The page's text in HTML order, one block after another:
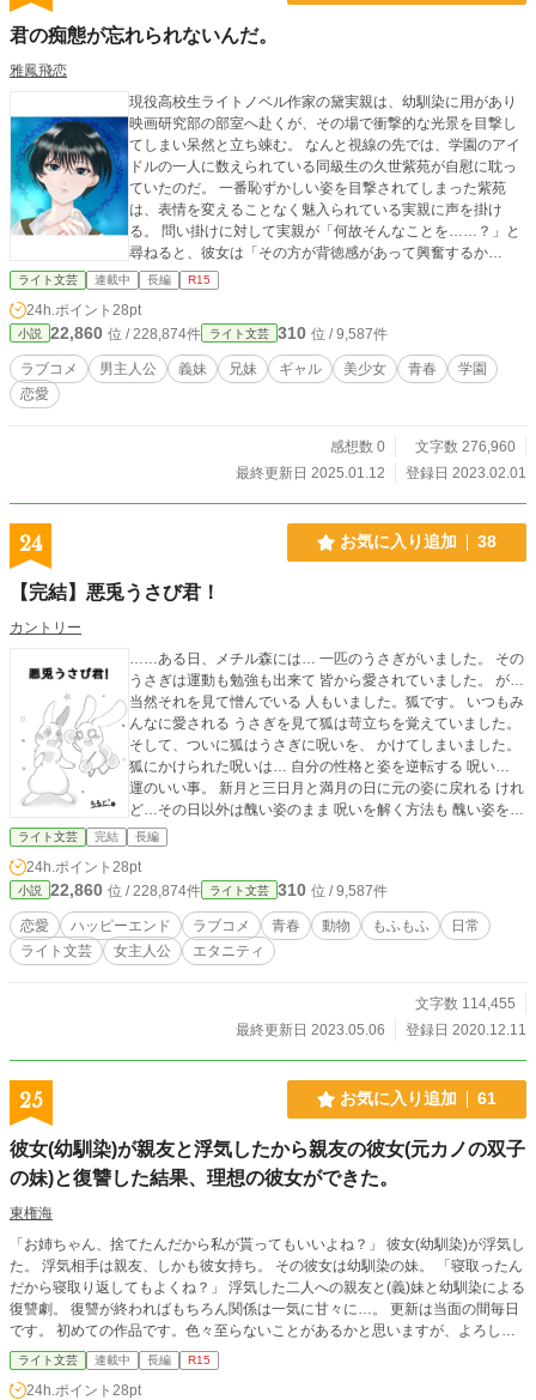
君の痴態が忘れられないんだ。
雅鳳飛恋
現役高校生ライトノベル作家の黛実親は、幼馴染に用があり
映画研究部の部室へ赴くが、その場で衝撃的な光景を目撃し
てしまい呆然と立ち竦む。 なんと視線の先では、学園のアイ
ドルの一人に数えられている同級生の久世紫苑が自慰に耽っ
ていたのだ。 一番恥ずかしい姿を目撃されてしまった紫苑
は、表情を変えることなく魅入られている実親に声を掛け
る。 問い掛けに対して実親が「何故そんなことを……？」と
尋ねると、彼女は「その方が背徳感があって興奮するか
ら？」と答えた。 これが二人の出会いだった。 幻想的とも思
える耽美な情景が脳裏に焼き付いてしまった実親は悶々とし
ながら帰路に着く。 そして父と夕食を共にしていると、彼の
口から再婚話を聞かされる。 詳しく話を聞くと再婚相手の女
性には娘が二人いると判明。 しかも一人は実親と同い年らし
い。 実親は同い年の女子という単語に、学校で衝撃的な出会
五日。 遂に相手の家族と対面する日がやってきた。 するとそ
＋、魔法のiらんどにも投稿しています。
ライト文芸 連載中 長編 R15
24h.ポイント 28pt
小説 22,860 位 / 228,874件 ライト文芸 310 位 / 9,587件
ラブコメ 男主人公 義妹 兄妹 ギャル 美少女 青春
学園
恋愛
感想数 0
文字数 276,960
最終更新日 2025.01.12
登録日 2023.02.01
24 お気に入り追加 38
【完結】悪兎うさび君！
カントリー
……ある日、メチル森には… 一匹のうさぎがいました。 その
うさぎは運動も勉強も出来て 皆から愛されていました。 が…
当然それを見て憎んでいる 人もいました。狐です。 いつもみ
んなに愛される うさぎを見て狐は苛立ちを覚えていました。
そして、ついに狐はうさぎに呪いを、 かけてしまいました。
狐にかけられた呪いは… 自分の性格と姿を逆転する 呪い…
運のいい事。 新月と三日月と満月の日に元の姿に戻れる けれ
ど…その日以外は醜い姿のまま 呪いを解く方法も 醜い姿を好
きになってくれる 異性が現れない限り… 一生呪いを解くこと
はできない。 そんなうさぎと… 私が出会うなんて 思いもし
なかった。 あなたと出会ったおかげで つまらなかった毎日を
楽しい毎日に変えてくれたんだ。 これは、ふざけた兎と毎回
ふざけた兎によって巻き込まれる主人公M iと森の動物たちの
お話。 呪われた兎は果たして、呪いを解く事はできるのか？
2023年2月6日に『完結』しました。 ありがとうございま
ライト文芸 完結 長編
24h.ポイント 28pt
小説 22,860 位 / 228,874件 ライト文芸 310 位 / 9,587件
恋愛 ハッピーエンド ラブコメ 青春 動物 もふもふ
日常
ライト文芸
女主人公 エタニティ
文字数 114,455
最終更新日 2023.05.06
登録日 2020.12.11
25 お気に入り追加 61
彼女(幼馴染)が親友と浮気したから親友の彼女(元カノの双子
の妹)と復讐した結果、理想の彼女ができた。
東権海
「お姉ちゃん、捨てたんだから私が貰ってもいいよね？」 彼女(幼馴染)が浮気し
た。 浮気相手は親友、しかも彼女持ち。 その彼女は幼馴染の妹。 「寝取ったん
だから寝取り返してもよくね？」 浮気した二人への親友と(義)妹と幼馴染による
復讐劇。 復讐が終わればもちろん関係は一気に甘々に…。 更新は当面の間毎日
です。 初めての作品です。色々至らないことがあるかと思いますが、よろしく
おねがいします。 カクヨムにて投稿しているものをこちらで連載する形になり
ます。アルファポリス限定の特別ストーリーをたまに混ぜつつ投稿します。
ライト文芸 連載中 長編 R15
24h.ポイント 28pt